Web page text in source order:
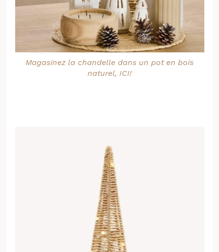
Magasinez la chandelle dans un pot en bois
naturel, ICI!